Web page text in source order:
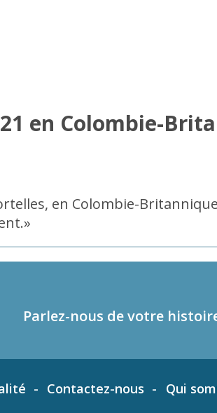
en Colombie-
en Colombie-
Parlez-nous de votre
Contactez-nous Qui